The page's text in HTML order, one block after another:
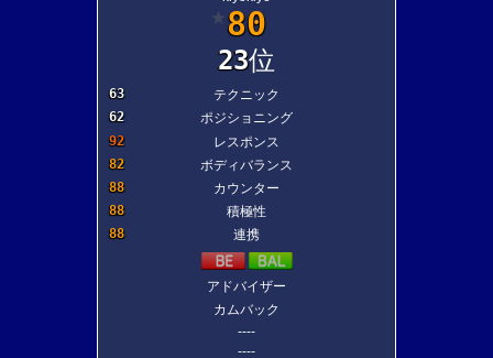
★ 80
23位
63
テクニック
62
ポジショニング
92
レスポンス
82
ボディバランス
88
カウンター
88
積極性
88
連携
アドバイザー
カムバック
----
----